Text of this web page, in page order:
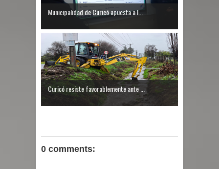
Municipalidad de Curicó apuesta a l...
Curicó resiste favorablemente ante ...
0 comments: